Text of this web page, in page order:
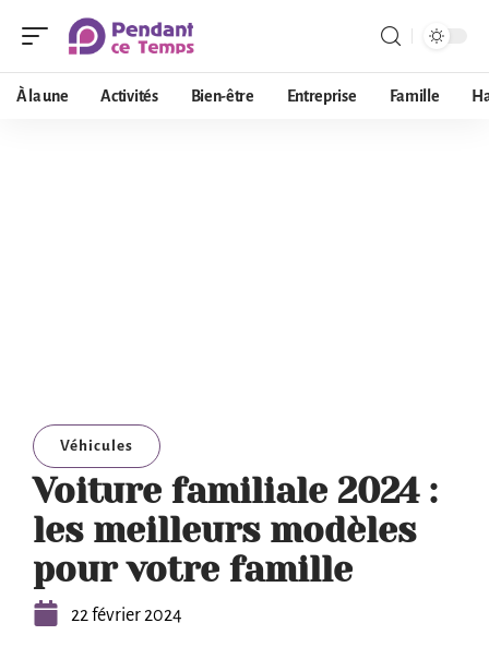
À la une Activités Bien-être Entreprise Famille
Véhicules
Voiture familiale 2024 :
les meilleurs modèles
pour votre famille
22 février 2024